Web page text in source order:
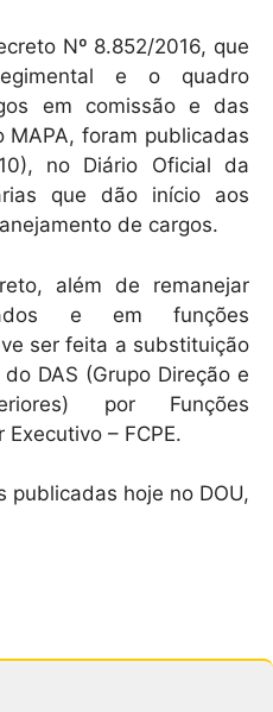
Nº 8.852/2016, que
e o quadro
em comissão e das
foram publicadas
no Diário Oficial da
que dão início aos
de cargos.
além de remanejar
e em funções
ser feita a substituição
DAS (Grupo Direção e
por Funções
– FCPE.
publicadas hoje no DOU,